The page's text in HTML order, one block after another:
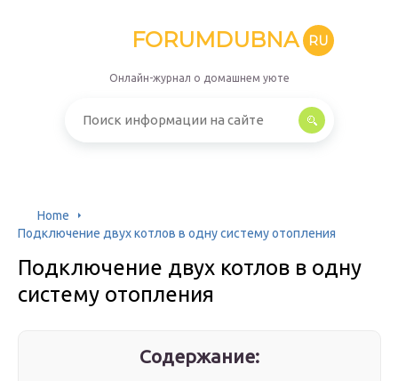
FORUMDUBNA RU
Онлайн-журнал о домашнем уюте
Home
Подключение двух котлов в одну систему отопления
Подключение двух котлов в одну
систему отопления
Содержание: